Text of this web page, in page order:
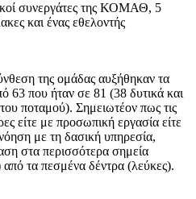
συνεργάτες της ΚΟΜΑΘ, 5
και ένας εθελοντής
της ομάδας αυξήθηκαν τα
63 που ήταν σε 81 (38 δυτικά και
ποταμού). Σημειωτέον πως τις
είτε με προσωπική εργασία είτε
με τη δασική υπηρεσία,
στα περισσότερα σημεία
τα πεσμένα δέντρα (λεύκες).